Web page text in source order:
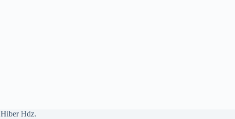
Hiber Hdz.